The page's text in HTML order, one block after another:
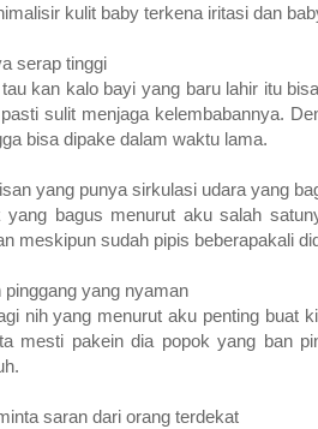
kulit baby terkena iritasi dan
serap tinggi
kan kalo bayi yang baru lahir itu
sulit menjaga kelembabannya.
bisa dipake dalam waktu lama.
yang punya sirkulasi udara yang
yang bagus menurut aku salah
meskipun sudah pipis beberapakali
pinggang yang nyaman
nih yang menurut aku penting buat
mesti pakein dia popok yang ban
saran dari orang terdekat